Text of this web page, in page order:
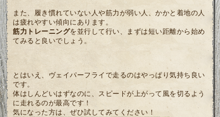
また、履き慣れていない人や筋力が弱い人、かかと着地の人
は疲れやすい傾向にあります。
筋力トレーニングを並行して行い、まずは短い距離から始め
てみると良いでしょう。
とはいえ、ヴェイパーフライで走るのはやっぱり気持ち良い
です。
体はしんどいはずなのに、スピードが上がって風を切るよう
に走れるのが最高です！
気になった方は、ぜひ試してみてください！